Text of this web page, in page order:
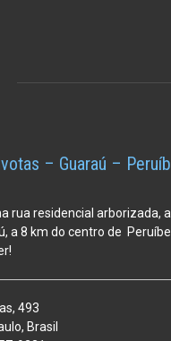
– Guaraú –
rua residencial arborizada,
a 8 km do centro de
493
Brasil